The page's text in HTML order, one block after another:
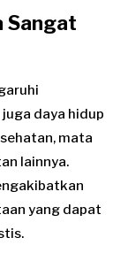
Sangat
daya hidup
mata
lainnya.
yang dapat